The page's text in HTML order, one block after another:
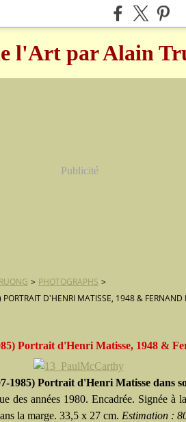
l'Art par Alain
Publicité
> PHOTOGRAPHS >
D'HENRI MATISSE, 1948 & FERNAND
Portrait d'Henri Matisse, 1948 &
1985) Portrait d'Henri Matisse dans
des années 1980. Encadrée. Signée à
la marge. 33,5 x 27 cm. Estimation :